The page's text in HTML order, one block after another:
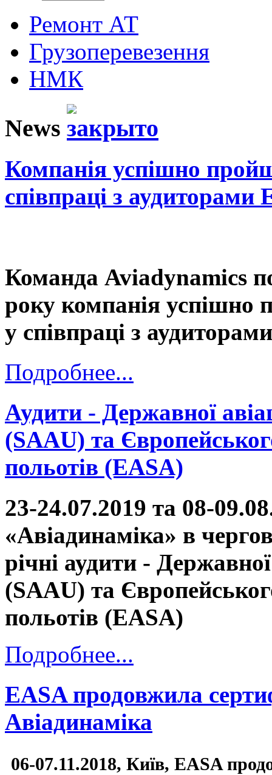
Ремонт АТ
Грузоперевезення
НМК
News
Компанія успішно
співпраці з аудиторами
Команда Aviadynamics
року компанія успішно
у співпраці з
Подробнее...
Аудити - Державної
(SAAU) та
польотів (EASA)
23-24.07.2019 та 08-
«Авіадинаміка» в
річні аудити -
(SAAU) та
польотів (EASA)
Подробнее...
EASA продовжила
Авіадинаміка
06-07.11.2018, Київ, EASA